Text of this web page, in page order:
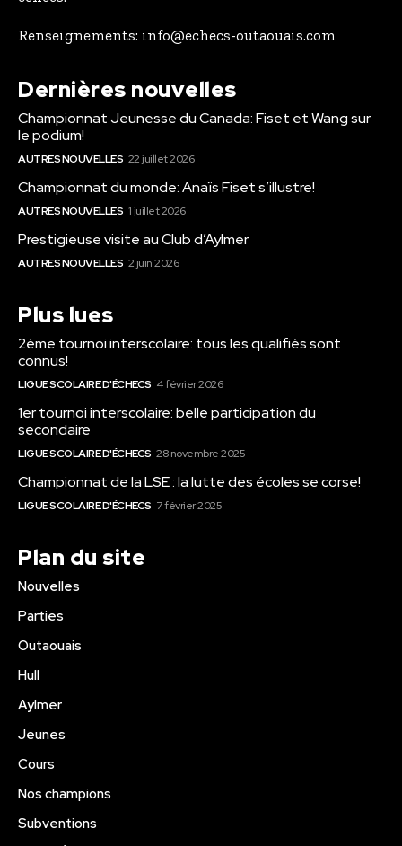
Renseignements: info@echecs-outaouais.com
Dernières nouvelles
Championnat Jeunesse du Canada: Fiset et Wang sur
le podium!
AUTRES NOUVELLES 22 juillet 2026
Championnat du monde: Anaïs Fiset s’illustre!
AUTRES NOUVELLES 1 juillet 2026
Prestigieuse visite au Club d’Aylmer
AUTRES NOUVELLES 2 juin 2026
Plus lues
2ème tournoi interscolaire: tous les qualifiés sont
connus!
LIGUE SCOLAIRE D'ÉCHECS 4 février 2026
1er tournoi interscolaire: belle participation du
secondaire
LIGUE SCOLAIRE D'ÉCHECS 28 novembre 2025
Championnat de la LSE : la lutte des écoles se corse!
LIGUE SCOLAIRE D'ÉCHECS 7 février 2025
Plan du site
Nouvelles
Parties
Outaouais
Hull
Aylmer
Jeunes
Cours
Nos champions
Subventions